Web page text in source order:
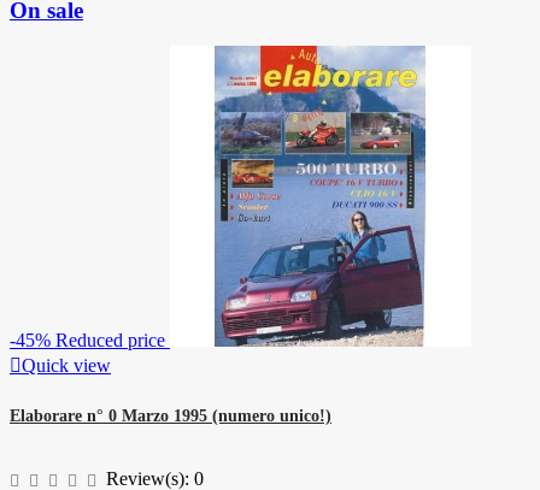
On sale
-45% Reduced price
Quick view
Elaborare n° 0 Marzo 1995 (numero unico!)
Review(s): 0